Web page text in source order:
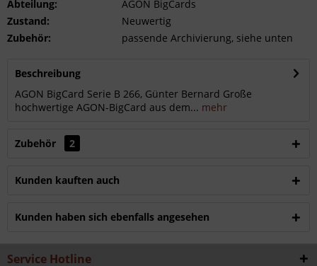
Abteilung:
AGON BigCards
Zustand:
Neuwertig
Zubehör:
passende Archivierung, siehe unten
Beschreibung
AGON BigCard Serie B 266, Günter Bernard Große
hochwertige AGON-BigCard aus dem... mehr
Zubehör 2
Kunden kauften auch
Kunden haben sich ebenfalls angesehen
Service Hotline